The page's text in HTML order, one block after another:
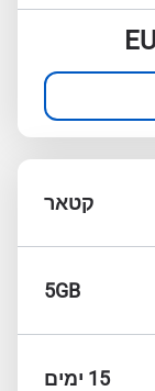
קטאר
5GB
15 ימים